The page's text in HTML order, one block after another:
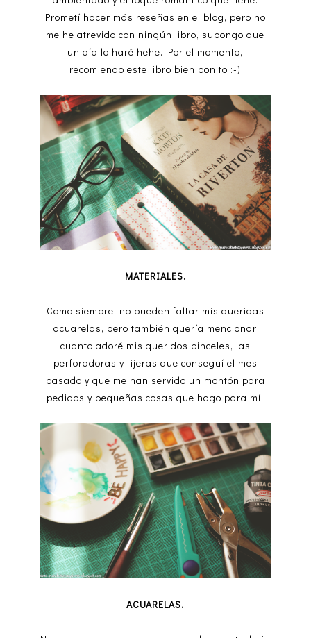
Prometí hacer más reseñas en el blog, pero no
me he atrevido con ningún libro, supongo que
un día lo haré hehe. Por el momento,
recomiendo este libro bien bonito :-)
MATERIALES.
Como siempre, no pueden faltar mis queridas
acuarelas, pero también quería mencionar
cuanto adoré mis queridos pinceles, las
perforadoras y tijeras que conseguí el mes
pasado y que me han servido un montón para
pedidos y pequeñas cosas que hago para mí.
ACUARELAS.